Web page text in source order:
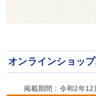
オンラインショッ
掲載期間：令和2年12